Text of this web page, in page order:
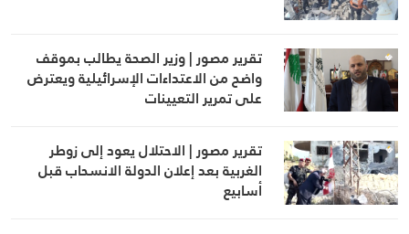
تقرير مصور | وزير الصحة يطالب بموقف
واضح من الاعتداءات الإسرائيلية ويعترض
على تمرير التعيينات
تقرير مصور | الاحتلال يعود إلى زوطر
الغربية بعد إعلان الدولة الانسحاب قبل
أسابيع